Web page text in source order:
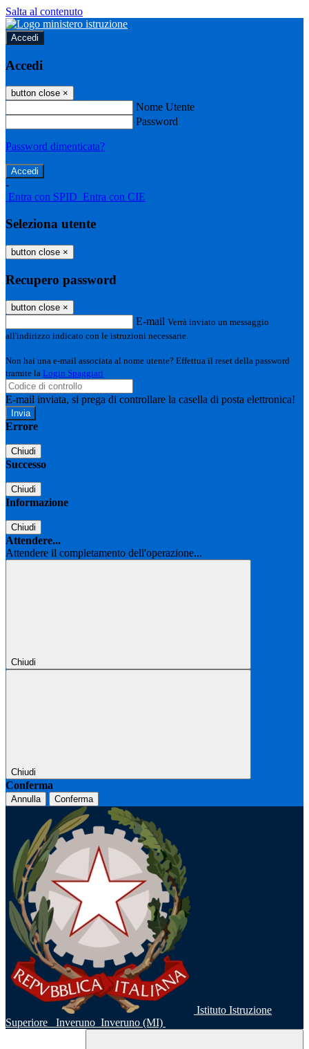
Salta al contenuto
Accedi
Accedi
button close ×
Nome Utente
Password
Password dimenticata?
-
Entra con SPID Entra con CIE
Seleziona utente
button close ×
Recupero password
button close ×
E-mail Verrà inviato un messaggio
all'indirizzo indicato con le istruzioni necessarie.
Non hai una e-mail associata al nome utente? Effettua il reset della password
tramite la Login Spaggiari
E-mail inviata, si prega di controllare la casella di posta elettronica!
Errore
Chiudi
Successo
Chiudi
Informazione
Chiudi
Attendere...
Attendere il completamento dell'operazione...
Chiudi
Chiudi
Conferma
Annulla Conferma
Istituto Istruzione
Superiore
Inveruno Inveruno (MI)